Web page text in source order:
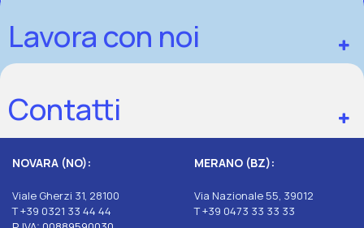
Lavora con noi
Contatti
NOVARA (NO):
Viale Gherzi 31, 28100
T +39 0321 33 44 44
MERANO (BZ):
Via Nazionale 55, 39012
T +39 0473 33 33 33